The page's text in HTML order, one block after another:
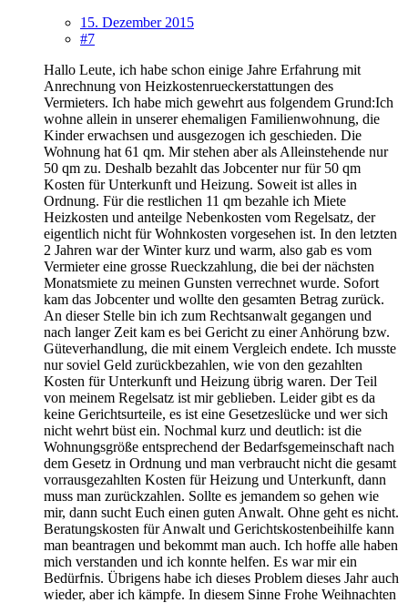
15. Dezember 2015
#7
Hallo Leute, ich habe schon einige Jahre Erfahrung mit
Anrechnung von Heizkostenrueckerstattungen des
Vermieters. Ich habe mich gewehrt aus folgendem Grund:Ich
wohne allein in unserer ehemaligen Familienwohnung, die
Kinder erwachsen und ausgezogen ich geschieden. Die
Wohnung hat 61 qm. Mir stehen aber als Alleinstehende nur
50 qm zu. Deshalb bezahlt das Jobcenter nur für 50 qm
Kosten für Unterkunft und Heizung. Soweit ist alles in
Ordnung. Für die restlichen 11 qm bezahle ich Miete
Heizkosten und anteilge Nebenkosten vom Regelsatz, der
eigentlich nicht für Wohnkosten vorgesehen ist. In den letzten
2 Jahren war der Winter kurz und warm, also gab es vom
Vermieter eine grosse Rueckzahlung, die bei der nächsten
Monatsmiete zu meinen Gunsten verrechnet wurde. Sofort
kam das Jobcenter und wollte den gesamten Betrag zurück.
An dieser Stelle bin ich zum Rechtsanwalt gegangen und
nach langer Zeit kam es bei Gericht zu einer Anhörung bzw.
Güteverhandlung, die mit einem Vergleich endete. Ich musste
nur soviel Geld zurückbezahlen, wie von den gezahlten
Kosten für Unterkunft und Heizung übrig waren. Der Teil
von meinem Regelsatz ist mir geblieben. Leider gibt es da
keine Gerichtsurteile, es ist eine Gesetzeslücke und wer sich
nicht wehrt büst ein. Nochmal kurz und deutlich: ist die
Wohnungsgröße entsprechend der Bedarfsgemeinschaft nach
dem Gesetz in Ordnung und man verbraucht nicht die gesamt
vorrausgezahlten Kosten für Heizung und Unterkunft, dann
muss man zurückzahlen. Sollte es jemandem so gehen wie
mir, dann sucht Euch einen guten Anwalt. Ohne geht es nicht.
Beratungskosten für Anwalt und Gerichtskostenbeihilfe kann
man beantragen und bekommt man auch. Ich hoffe alle haben
mich verstanden und ich konnte helfen. Es war mir ein
Bedürfnis. Übrigens habe ich dieses Problem dieses Jahr auch
wieder, aber ich kämpfe. In diesem Sinne Frohe Weihnachten